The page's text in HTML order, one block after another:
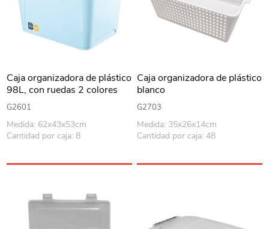
Caja organizadora de plástico
98L, con ruedas 2 colores
G2601
Medida: 62x43x53cm
Cantidad por caja: 8
Caja organizadora de plástico
blanco
G2703
Medida: 35x26x14cm
Cantidad por caja: 48